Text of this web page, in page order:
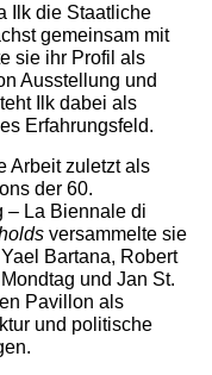
Ilk die Staatliche
gemeinsam mit
sie ihr Profil als
Ausstellung und
Ilk dabei als
Erfahrungsfeld.
Arbeit zuletzt als
der 60.
– La Biennale di
versammelte sie
Bartana, Robert
und Jan St.
Pavillon als
und politische